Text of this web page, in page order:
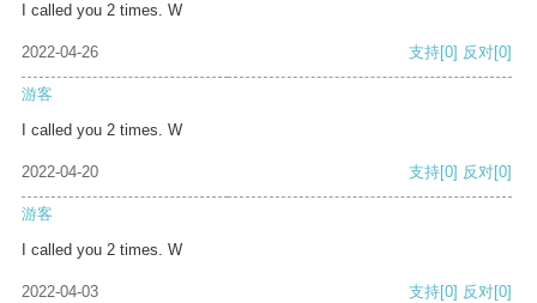
I called you 2 times. W
2022-04-26 支持[0] 反对[0]
游客
I called you 2 times. W
2022-04-20 支持[0] 反对[0]
游客
I called you 2 times. W
2022-04-03 支持[0] 反对[0]